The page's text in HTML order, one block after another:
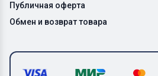
Публичная оферта
Обмен и возврат товара